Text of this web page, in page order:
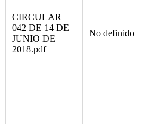
CIRCULAR
042 DE 14 DE
JUNIO DE
2018.pdf
No definido